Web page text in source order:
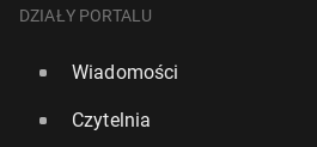
DZIAŁY PORTALU
Wiadomości
Czytelnia